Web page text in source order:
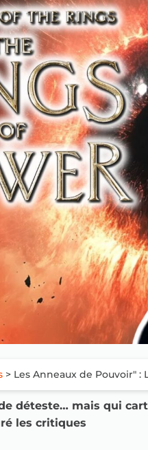
> Les Anneaux de Pouvoir"
déteste… mais qui
les critiques